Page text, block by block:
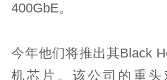
400GbE。
今年他们将推出其Black
机芯片。该公司的重头